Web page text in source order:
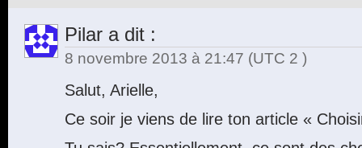
Pilar a dit :
8 novembre 2013 à 21:47 (UTC 2 )
Salut, Arielle,
Ce soir je viens de lire ton article «